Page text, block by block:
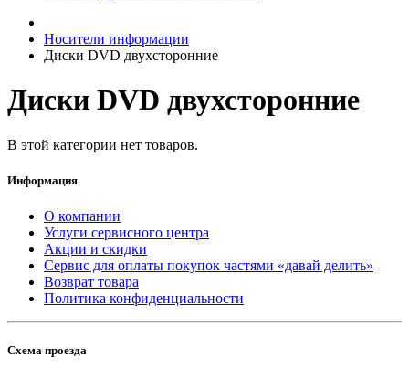
Носители информации
Диски DVD двухсторонние
Диски DVD двухсторонние
В этой категории нет товаров.
Информация
О компании
Услуги сервисного центра
Акции и скидки
Сервис для оплаты покупок частями «давай делить»
Возврат товара
Политика конфиденциальности
Схема проезда